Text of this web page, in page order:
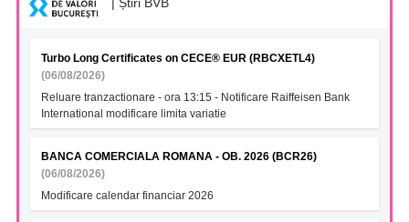
Turbo Long Certificates on CECE® EUR (RBCXETL4)
(06/08/2026)
Reluare tranzactionare - ora 13:15 - Notificare Raiffeisen Bank
International modificare limita variatie
BANCA COMERCIALA ROMANA - OB. 2026 (BCR26)
(06/08/2026)
Modificare calendar financiar 2026